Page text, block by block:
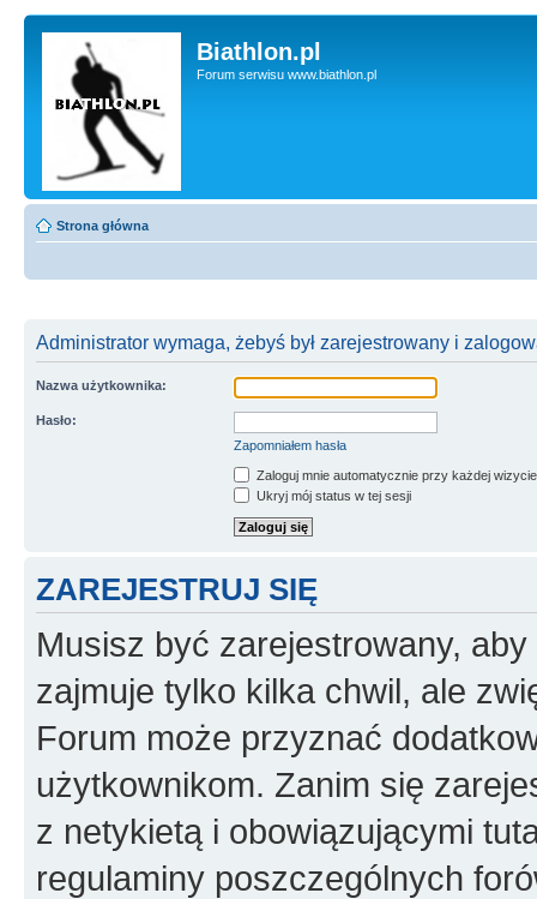
Biathlon.pl
Forum serwisu www.biathlon.pl
Strona główna
Administrator wymaga, żebyś był zarejestrowany i
Nazwa użytkownika:
Hasło:
Zapomniałem hasła
Zaloguj mnie automatycznie przy każdej wizycie
Ukryj mój status w tej sesji
ZAREJESTRUJ SIĘ
Musisz być zarejestrowany,
zajmuje tylko kilka chwil, ale
Forum może przyznać
użytkownikom. Zanim się
z netykietą i obowiązującymi
regulaminy poszczególnych